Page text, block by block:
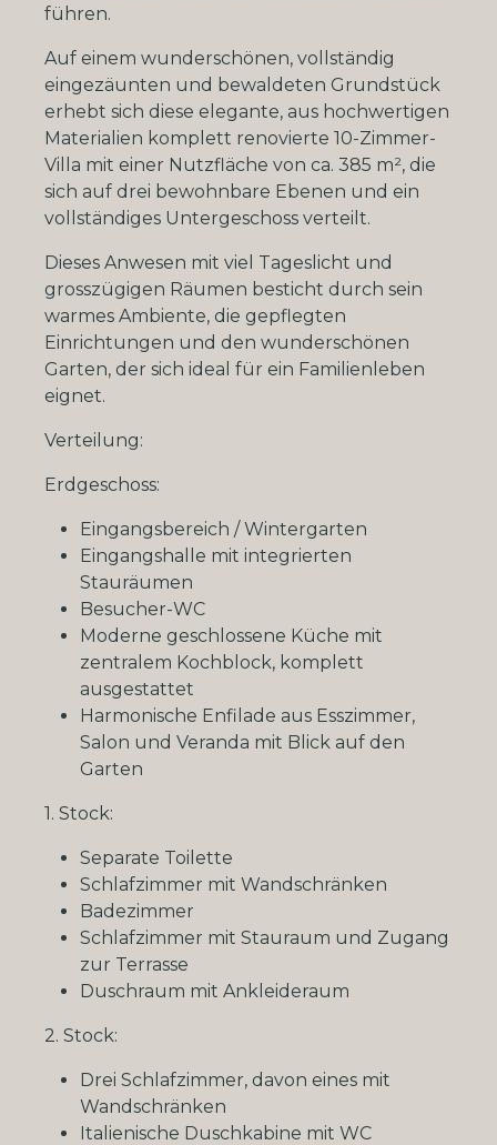
führen.
Auf einem wunderschönen, vollständig
eingezäunten und bewaldeten Grundstück
erhebt sich diese elegante, aus hochwertigen
Materialien komplett renovierte 10-Zimmer-
Villa mit einer Nutzfläche von ca. 385 m², die
sich auf drei bewohnbare Ebenen und ein
vollständiges Untergeschoss verteilt.
Dieses Anwesen mit viel Tageslicht und
grosszügigen Räumen besticht durch sein
warmes Ambiente, die gepflegten
Einrichtungen und den wunderschönen
Garten, der sich ideal für ein Familienleben
eignet.
Verteilung:
Erdgeschoss:
Eingangsbereich / Wintergarten
Eingangshalle mit integrierten
Stauräumen
Besucher-WC
Moderne geschlossene Küche mit
zentralem Kochblock, komplett
ausgestattet
Harmonische Enfilade aus Esszimmer,
Salon und Veranda mit Blick auf den
Garten
1. Stock:
Separate Toilette
Schlafzimmer mit Wandschränken
Badezimmer
Schlafzimmer mit Stauraum und Zugang
zur Terrasse
Duschraum mit Ankleideraum
2. Stock:
Drei Schlafzimmer, davon eines mit
Wandschränken
Italienische Duschkabine mit WC